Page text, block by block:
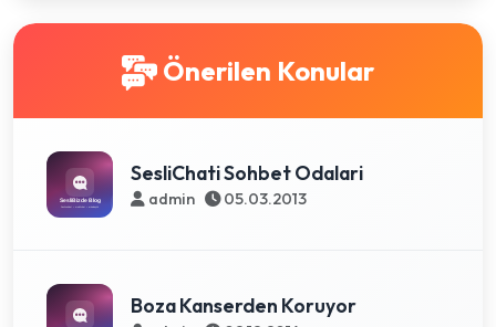
Önerilen Konular
SesliChati Sohbet Odalari
admin 05.03.2013
Boza Kanserden Koruyor